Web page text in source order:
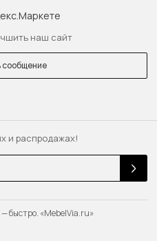
и распродажах!
наш сайт
быстро. «MebelVia.ru»